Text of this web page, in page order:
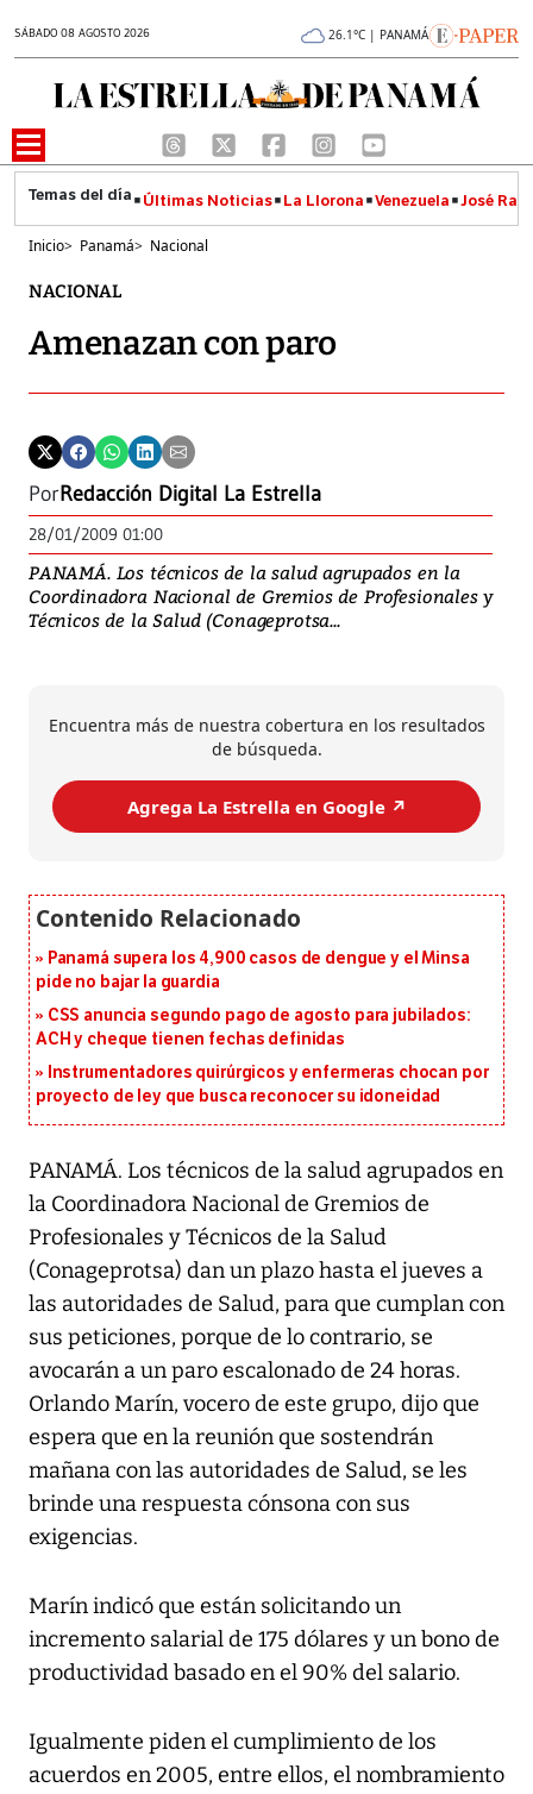
SÁBADO 08 AGOSTO 2026 26.1°C | PANAMÁ
Últimas Noticias La Llorona Venezuela José
Inicio> Panamá> Nacional
NACIONAL
Amenazan con paro
PorRedacción Digital La Estrella
28/01/2009 01:00
PANAMÁ. Los técnicos de la salud agrupados en la
Coordinadora Nacional de Gremios de Profesionales y
Técnicos de la Salud (Conageprotsa...
Encuentra más de nuestra cobertura en los resultados
de búsqueda.
Agrega La Estrella en Google ↗️
Panamá supera los 4,900 casos de dengue y el Minsa
pide no bajar la guardia
CSS anuncia segundo pago de agosto para jubilados:
ACH y cheque tienen fechas definidas
Instrumentadores quirúrgicos y enfermeras chocan por
proyecto de ley que busca reconocer su idoneidad
PANAMÁ. Los técnicos de la salud agrupados en
la Coordinadora Nacional de Gremios de
Profesionales y Técnicos de la Salud
(Conageprotsa) dan un plazo hasta el jueves a
las autoridades de Salud, para que cumplan con
sus peticiones, porque de lo contrario, se
avocarán a un paro escalonado de 24 horas.
Orlando Marín, vocero de este grupo, dijo que
espera que en la reunión que sostendrán
mañana con las autoridades de Salud, se les
brinde una respuesta cónsona con sus
exigencias.
Marín indicó que están solicitando un
incremento salarial de 175 dólares y un bono de
productividad basado en el 90% del salario.
Igualmente piden el cumplimiento de los
acuerdos en 2005, entre ellos, el nombramiento